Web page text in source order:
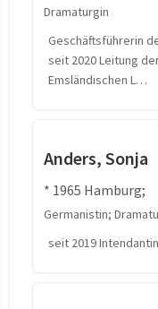
Dramaturgin
Geschäftsführerin
seit 2020 Leitung
Emsländischen L…
Anders, Sonja
* 1965 Hamburg;
Germanistin;
seit 2019